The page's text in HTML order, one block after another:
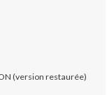
(version restaurée)